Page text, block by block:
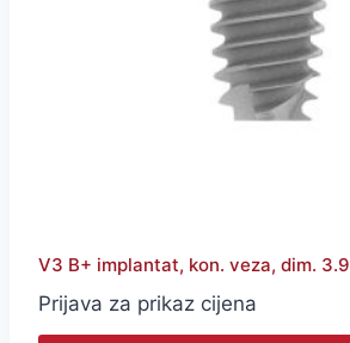
V3 B+ implantat, kon. veza, dim.
Prijava za prikaz cijena